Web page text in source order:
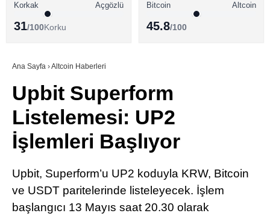
LinkedIn
ALTCOİN HABERLERİ
SÖZLÜK
Korkak
Açgözlü
31/100Korku
Bitcoin
Altcoin
45.8/100
Ana Sayfa ›Altcoin Haberleri
Upbit Superform
Listelemesi: UP2
İşlemleri Başlıyor
Upbit, Superform’u UP2 koduyla KRW, Bitcoin
ve USDT paritelerinde listeleyecek. İşlem
başlangıcı 13 Mayıs saat 20.30 olarak